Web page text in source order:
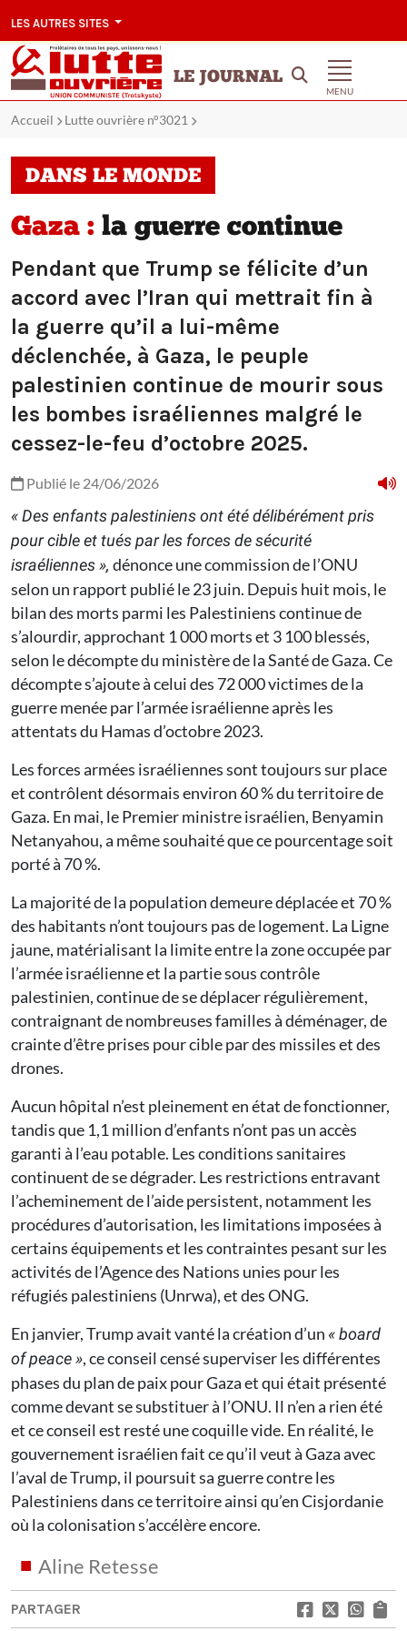
LES AUTRES SITES
LE JOURNAL
MENU
Accueil Lutte ouvrière n°3021
DANS LE MONDE
Gaza : la guerre continue
Pendant que Trump se félicite d’un
accord avec l’Iran qui mettrait fin à
la guerre qu’il a lui-même
déclenchée, à Gaza, le peuple
palestinien continue de mourir sous
les bombes israéliennes malgré le
cessez-le-feu d’octobre 2025.
Publié le 24/06/2026
« Des enfants palestiniens ont été délibérément pris
pour cible et tués par les forces de sécurité
israéliennes », dénonce une commission de l’ONU
selon un rapport publié le 23 juin. Depuis huit mois, le
bilan des morts parmi les Palestiniens continue de
s’alourdir, approchant 1 000 morts et 3 100 blessés,
selon le décompte du ministère de la Santé de Gaza. Ce
décompte s’ajoute à celui des 72 000 victimes de la
guerre menée par l’armée israélienne après les
attentats du Hamas d’octobre 2023.
Les forces armées israéliennes sont toujours sur place
et contrôlent désormais environ 60 % du territoire de
Gaza. En mai, le Premier ministre israélien, Benyamin
Netanyahou, a même souhaité que ce pourcentage soit
porté à 70 %.
La majorité de la population demeure déplacée et 70 %
des habitants n’ont toujours pas de logement. La Ligne
jaune, matérialisant la limite entre la zone occupée par
l’armée israélienne et la partie sous contrôle
palestinien, continue de se déplacer régulièrement,
contraignant de nombreuses familles à déménager, de
crainte d’être prises pour cible par des missiles et des
drones.
Aucun hôpital n’est pleinement en état de fonctionner,
tandis que 1,1 million d’enfants n’ont pas un accès
garanti à l’eau potable. Les conditions sanitaires
continuent de se dégrader. Les restrictions entravant
l’acheminement de l’aide persistent, notamment les
procédures d’autorisation, les limitations imposées à
certains équipements et les contraintes pesant sur les
activités de l’Agence des Nations unies pour les
réfugiés palestiniens (Unrwa), et des ONG.
En janvier, Trump avait vanté la création d’un « board
of peace », ce conseil censé superviser les différentes
phases du plan de paix pour Gaza et qui était présenté
comme devant se substituer à l’ONU. Il n’en a rien été
et ce conseil est resté une coquille vide. En réalité, le
gouvernement israélien fait ce qu’il veut à Gaza avec
l’aval de Trump, il poursuit sa guerre contre les
Palestiniens dans ce territoire ainsi qu’en Cisjordanie
où la colonisation s’accélère encore.
Aline Retesse
PARTAGER